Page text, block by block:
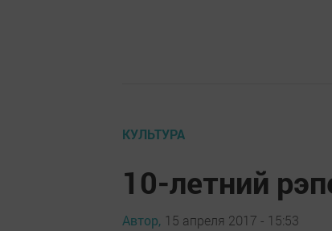
КУЛЬТУРА
10-летний
Автор, 15 апреля 2017 - 15:53